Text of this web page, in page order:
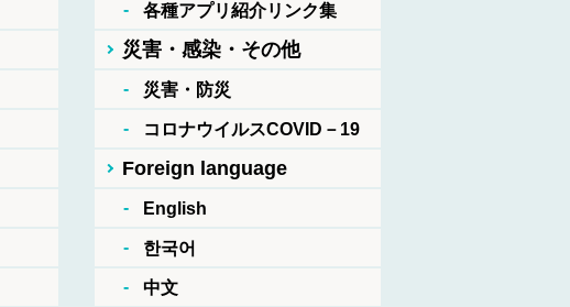
各種アプリ紹介リンク集
災害・感染・その他
災害・防災
コロナウイルスCOVID－19
Foreign language
English
한국어
中文